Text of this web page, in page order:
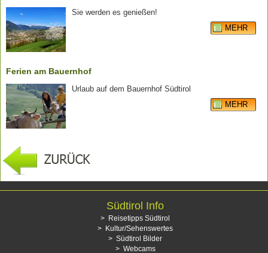
Sie werden es genießen!
MEHR
Ferien am Bauernhof
Urlaub auf dem Bauernhof Südtirol
MEHR
Südtirol Info
Reisetipps Südtirol
Kultur/Sehenswertes
Südtirol Bilder
Webcams